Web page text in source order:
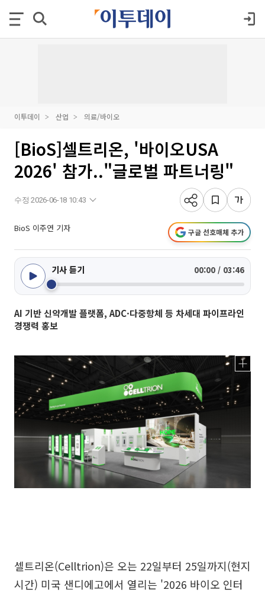
이투데이 산업 의료/바이오
[BioS]셀트리온, '바이오USA
2026' 참가.."글로벌 파트너링"
수정 2026-06-18 10:43
BioS 이주연 기자 구글 선호매체 추가
기사 듣기 00:00 / 03:46
AI 기반 신약개발 플랫폼, ADC·다중항체 등 차세대 파이프라인
경쟁력 홍보
셀트리온(Celltrion)은 오는 22일부터 25일까지(현지
시간) 미국 샌디에고에서 열리는 '2026 바이오 인터